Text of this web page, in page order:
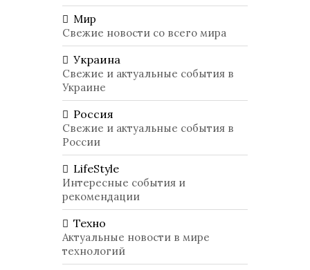
Мир
Свежие новости со всего мира
Украина
Свежие и актуальные события в
Украине
Россия
Свежие и актуальные события в
России
LifeStyle
Интересные события и
рекомендации
Техно
Актуальные новости в мире
технологий